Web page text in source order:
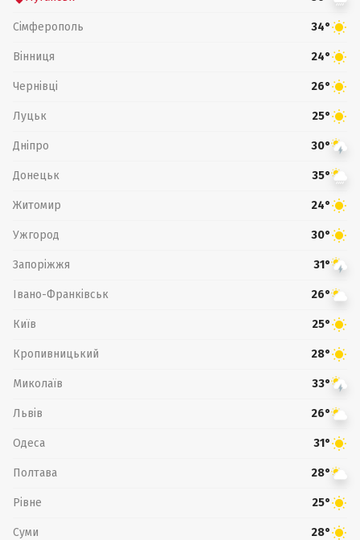
Сімферополь 34°
Вінниця 24°
Чернівці 26°
Луцьк 25°
Дніпро 30°
Донецьк 35°
Житомир 24°
Ужгород 30°
Запоріжжя 31°
Івано-Франківськ 26°
Київ 25°
Кропивницький 28°
Миколаїв 33°
Львів 26°
Одеса 31°
Полтава 28°
Рівне 25°
Суми 28°